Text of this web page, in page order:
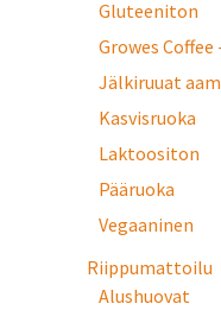
Gluteeniton
Growes
Jälkiruuat
Kasvisruoka
Laktoositon
Pääruoka
Vegaaninen
Riippumattoilu
Alushuovat